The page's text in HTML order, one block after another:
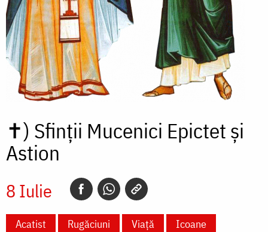
✝) Sfinții Mucenici Epictet și
Astion
8 Iulie
Acatist Rugăciuni Viață
Icoane